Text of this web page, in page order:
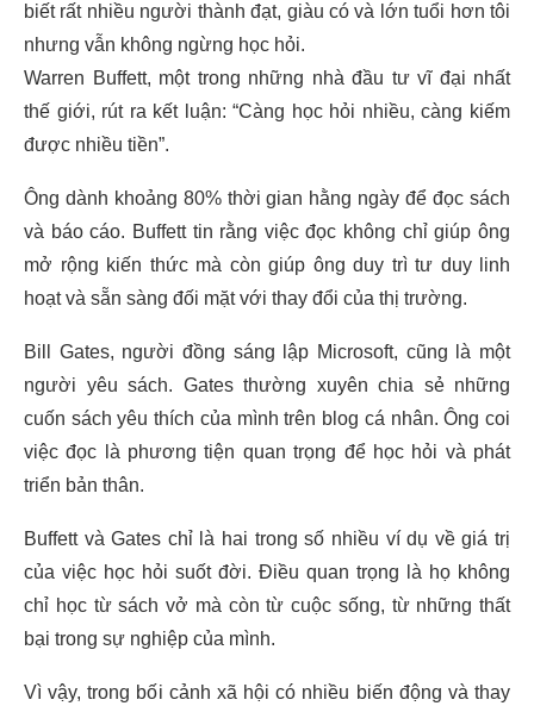
biết rất nhiều người thành đạt, giàu có và lớn tuổi hơn tôi
nhưng vẫn không ngừng học hỏi.
Warren Buffett, một trong những nhà đầu tư vĩ đại nhất
thế giới, rút ra kết luận: “Càng học hỏi nhiều, càng kiếm
được nhiều tiền”.
Ông dành khoảng 80% thời gian hằng ngày để đọc sách
và báo cáo. Buffett tin rằng việc đọc không chỉ giúp ông
mở rộng kiến thức mà còn giúp ông duy trì tư duy linh
hoạt và sẵn sàng đối mặt với thay đổi của thị trường.
Bill Gates, người đồng sáng lập Microsoft, cũng là một
người yêu sách. Gates thường xuyên chia sẻ những
cuốn sách yêu thích của mình trên blog cá nhân. Ông coi
việc đọc là phương tiện quan trọng để học hỏi và phát
triển bản thân.
Buffett và Gates chỉ là hai trong số nhiều ví dụ về giá trị
của việc học hỏi suốt đời. Điều quan trọng là họ không
chỉ học từ sách vở mà còn từ cuộc sống, từ những thất
bại trong sự nghiệp của mình.
Vì vậy, trong bối cảnh xã hội có nhiều biến động và thay